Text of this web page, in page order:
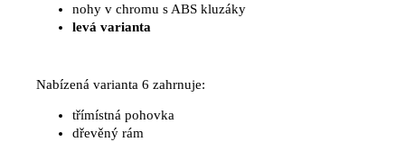
nohy v chromu s ABS kluzáky
levá varianta
Nabízená varianta 6 zahrnuje:
třímístná pohovka
dřevěný rám